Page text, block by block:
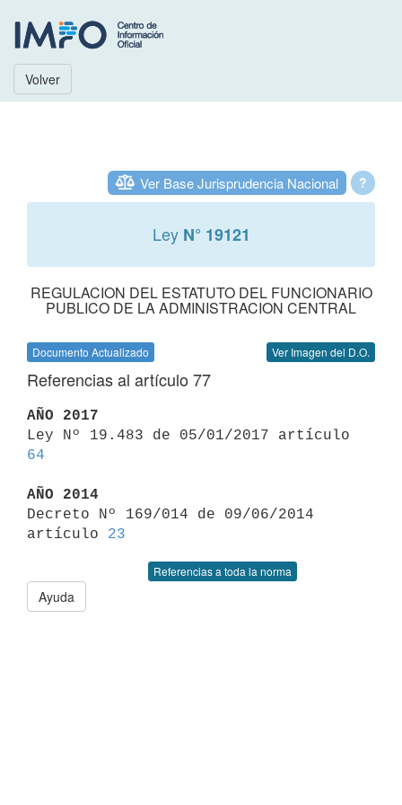
Volver
?
Ver Base Jurisprudencia Nacional
Ley N° 19121
REGULACION DEL ESTATUTO DEL FUNCIONARIO
PUBLICO DE LA ADMINISTRACION CENTRAL
Documento Actualizado Ver Imagen del D.O.
Referencias al artículo 77
AÑO 2017
64
AÑO 2014
Decreto Nº 169/014 de 09/06/2014
artículo 23
Referencias a toda la norma
Ayuda